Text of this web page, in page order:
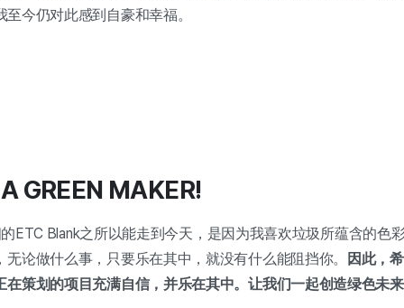
至今仍对此感到自豪和幸福。
GREEN MAKER!
ETC Blank之所以能走到今天，是因为我喜欢垃圾所蕴含的色
论做什么事，只要乐在其中，就没有什么能阻挡你。
因此，
在策划的项目充满自信，并乐在其中。让我们一起创造绿色未